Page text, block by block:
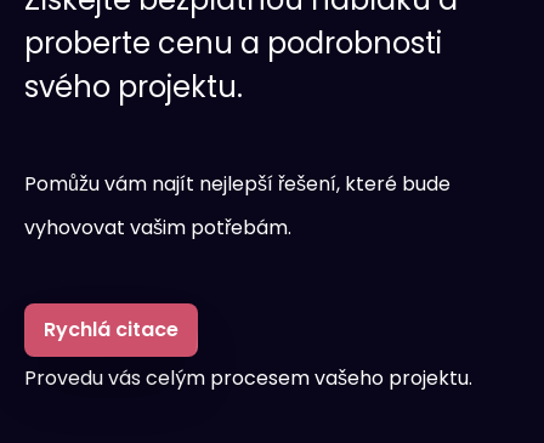
proberte cenu a podrobnosti
svého projektu.
Pomůžu vám najít nejlepší řešení, které bude
vyhovovat vašim potřebám.
Rychlá citace
Provedu vás celým procesem vašeho projektu.